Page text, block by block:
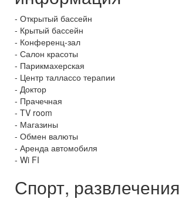
- Открытый бассейн
- Крытый бассейн
- Конференц-зал
- Салон красоты
- Парикмахерская
- Центр таллассо терапии
- Доктор
- Прачечная
- TV room
- Магазины
- Обмен валюты
- Аренда автомобиля
- Wi FI
Спорт, развлечения